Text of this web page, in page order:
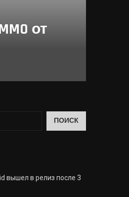
от
ПОИСК
вышел в релиз после 3